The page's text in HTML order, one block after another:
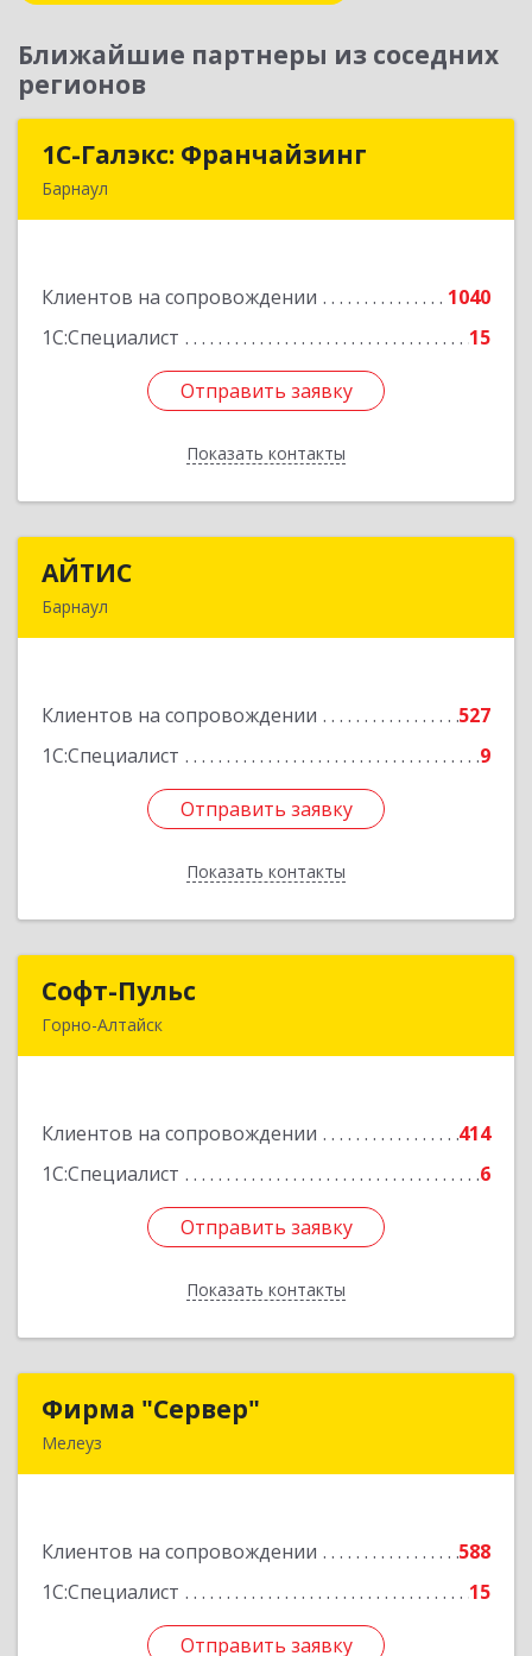
Ближайшие партнеры из соседних
регионов
1С-Галэкс: Франчайзинг
Барнаул
Клиентов на сопровождении
1040
1С:Специалист
15
Отправить заявку
Показать контакты
1С-Галэкс: Франчайзинг
Подробнее
Отправить заявку
Назад
АЙТИС
Барнаул
Клиентов на сопровождении
527
1С:Специалист
9
Отправить заявку
Показать контакты
Подробнее
Отправить заявку
Назад
Софт-Пульс
Горно-Алтайск
Клиентов на сопровождении
414
1С:Специалист
6
Отправить заявку
Показать контакты
Подробнее
Отправить заявку
Назад
Фирма "Сервер"
Мелеуз
Клиентов на сопровождении
588
1С:Специалист
15
Отправить заявку
Подробнее
Отправить заявку